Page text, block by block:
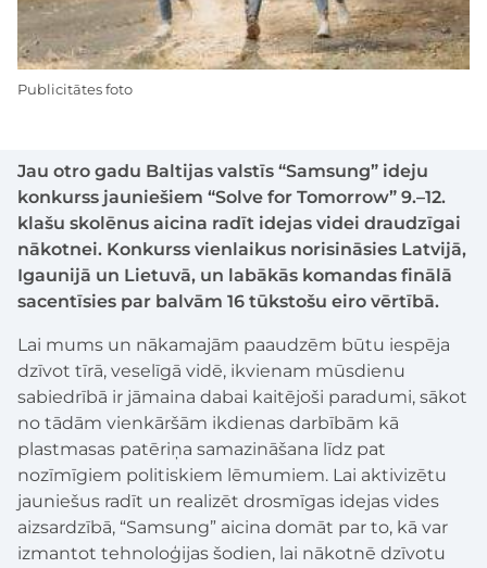
Jau otro gadu Baltijas valstīs “Samsung” ideju
konkurss jauniešiem “Solve for Tomorrow” 9.–12.
klašu skolēnus aicina radīt idejas videi draudzīgai
nākotnei. Konkurss vienlaikus norisināsies Latvijā,
Igaunijā un Lietuvā, un labākās komandas finālā
sacentīsies par balvām 16 tūkstošu eiro vērtībā.
Lai mums un nākamajām paaudzēm būtu iespēja
dzīvot tīrā, veselīgā vidē, ikvienam mūsdienu
sabiedrībā ir jāmaina dabai kaitējoši paradumi, sākot
no tādām vienkāršām ikdienas darbībām kā
plastmasas patēriņa samazināšana līdz pat
nozīmīgiem politiskiem lēmumiem. Lai aktivizētu
jauniešus radīt un realizēt drosmīgas idejas vides
aizsardzībā, “Samsung” aicina domāt par to, kā var
izmantot tehnoloģijas šodien, lai nākotnē dzīvotu
Publicitātes foto